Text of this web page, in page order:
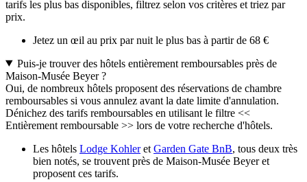
tarifs les plus bas disponibles, filtrez selon vos critères et triez par
prix.
Jetez un œil au prix par nuit le plus bas à partir de 68 €
Puis-je trouver des hôtels entièrement remboursables près de
Maison-Musée Beyer ?
Oui, de nombreux hôtels proposent des réservations de chambre
remboursables si vous annulez avant la date limite d'annulation.
Dénichez des tarifs remboursables en utilisant le filtre <<
Entièrement remboursable >> lors de votre recherche d'hôtels.
Les hôtels Lodge Kohleret Garden Gate BnB, tous deux très
bien notés, se trouvent près de Maison-Musée Beyer et
proposent ces tarifs.